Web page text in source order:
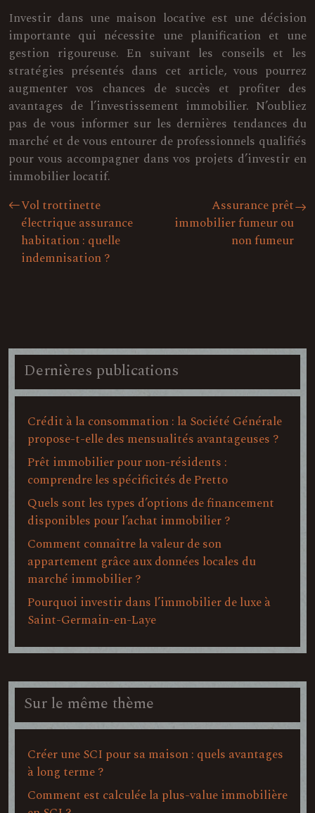
Investir dans une maison locative est une décision
importante qui nécessite une planification et une
gestion rigoureuse. En suivant les conseils et les
stratégies présentés dans cet article, vous pourrez
augmenter vos chances de succès et profiter des
avantages de l’investissement immobilier. N’oubliez
pas de vous informer sur les dernières tendances du
marché et de vous entourer de professionnels qualifiés
pour vous accompagner dans vos projets d’investir en
immobilier locatif.
Vol trottinette
électrique assurance
habitation : quelle
indemnisation ?
Assurance prêt
immobilier fumeur ou
non fumeur
Dernières publications
Crédit à la consommation : la Société Générale
propose-t-elle des mensualités avantageuses ?
Prêt immobilier pour non-résidents :
comprendre les spécificités de Pretto
Quels sont les types d’options de financement
disponibles pour l’achat immobilier ?
Comment connaître la valeur de son
appartement grâce aux données locales du
marché immobilier ?
Pourquoi investir dans l’immobilier de luxe à
Saint-Germain-en-Laye
Sur le même thème
Créer une SCI pour sa maison : quels avantages
à long terme ?
Comment est calculée la plus-value immobilière